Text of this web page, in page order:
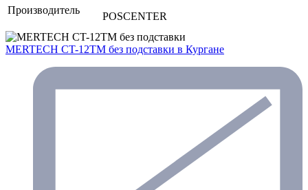
Производитель
POSCENTER
MERTECH CT-12ТM без подставки в Кургане